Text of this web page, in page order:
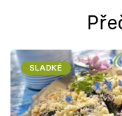
SLADKÉ